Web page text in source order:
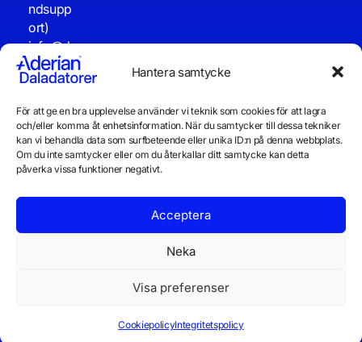
Hantera samtycke
För att ge en bra upplevelse använder vi teknik som cookies för att lagra
och/eller komma åt enhetsinformation. När du samtycker till dessa tekniker
kan vi behandla data som surfbeteende eller unika ID:n på denna webbplats.
Om du inte samtycker eller om du återkallar ditt samtycke kan detta
påverka vissa funktioner negativt.
Acceptera
Neka
Visa preferenser
CookiepolicyIntegritetspolicy
ndsupp
ort)
info@d
aladator
er.se
Driftinf
o
© 2026 Daladatorer AB
Cookiepolicy